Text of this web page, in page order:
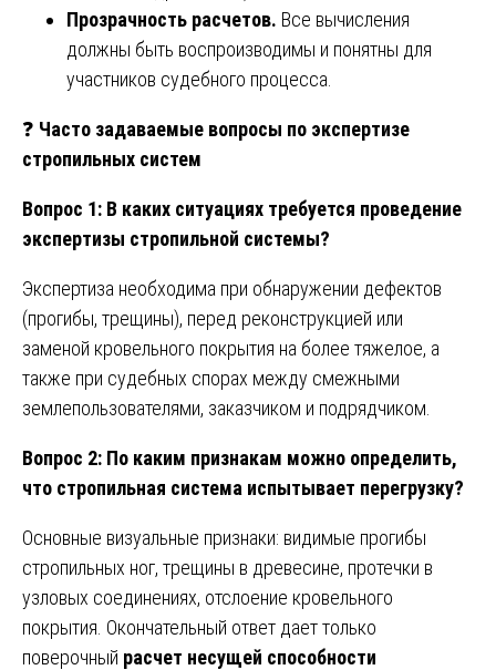
Прозрачность расчетов. Все вычисления
должны быть воспроизводимы и понятны для
участников судебного процесса.
❓ Часто задаваемые вопросы по экспертизе
стропильных систем
Вопрос 1: В каких ситуациях требуется проведение
экспертизы стропильной системы?
Экспертиза необходима при обнаружении дефектов
(прогибы, трещины), перед реконструкцией или
заменой кровельного покрытия на более тяжелое, а
также при судебных спорах между смежными
землепользователями, заказчиком и подрядчиком.
Вопрос 2: По каким признакам можно определить,
что стропильная система испытывает перегрузку?
Основные визуальные признаки: видимые прогибы
стропильных ног, трещины в древесине, протечки в
узловых соединениях, отслоение кровельного
покрытия. Окончательный ответ дает только
поверочный расчет несущей способности